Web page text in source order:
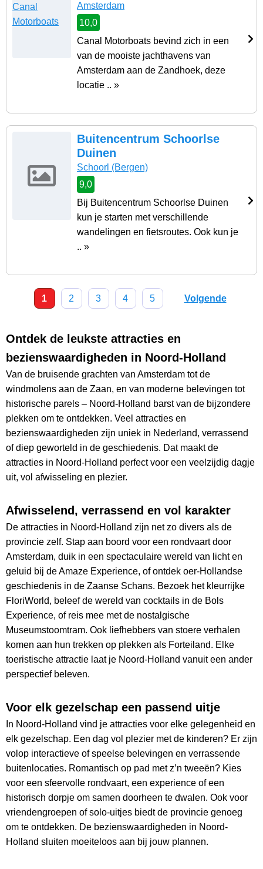
Amsterdam
10,0
Canal Motorboats bevind zich in een
van de mooiste jachthavens van
Amsterdam aan de Zandhoek, deze
locatie .. »
Buitencentrum Schoorlse
Duinen
Schoorl (Bergen)
9,0
Bij Buitencentrum Schoorlse Duinen
kun je starten met verschillende
wandelingen en fietsroutes. Ook kun je
.. »
1 2 3 4 5 Volgende
Ontdek de leukste attracties en
bezienswaardigheden in Noord-Holland
Van de bruisende grachten van Amsterdam tot de
windmolens aan de Zaan, en van moderne belevingen tot
historische parels – Noord-Holland barst van de bijzondere
plekken om te ontdekken. Veel attracties en
bezienswaardigheden zijn uniek in Nederland, verrassend
of diep geworteld in de geschiedenis. Dat maakt de
attracties in Noord-Holland perfect voor een veelzijdig dagje
uit, vol afwisseling en plezier.
Afwisselend, verrassend en vol karakter
De attracties in Noord-Holland zijn net zo divers als de
provincie zelf. Stap aan boord voor een rondvaart door
Amsterdam, duik in een spectaculaire wereld van licht en
geluid bij de Amaze Experience, of ontdek oer-Hollandse
geschiedenis in de Zaanse Schans. Bezoek het kleurrijke
FloriWorld, beleef de wereld van cocktails in de Bols
Experience, of reis mee met de nostalgische
Museumstoomtram. Ook liefhebbers van stoere verhalen
komen aan hun trekken op plekken als Forteiland. Elke
toeristische attractie laat je Noord-Holland vanuit een ander
perspectief beleven.
Voor elk gezelschap een passend uitje
In Noord-Holland vind je attracties voor elke gelegenheid en
elk gezelschap. Een dag vol plezier met de kinderen? Er zijn
volop interactieve of speelse belevingen en verrassende
buitenlocaties. Romantisch op pad met z’n tweeën? Kies
voor een sfeervolle rondvaart, een experience of een
historisch dorpje om samen doorheen te dwalen. Ook voor
vriendengroepen of solo-uitjes biedt de provincie genoeg
om te ontdekken. De bezienswaardigheden in Noord-
Holland sluiten moeiteloos aan bij jouw plannen.